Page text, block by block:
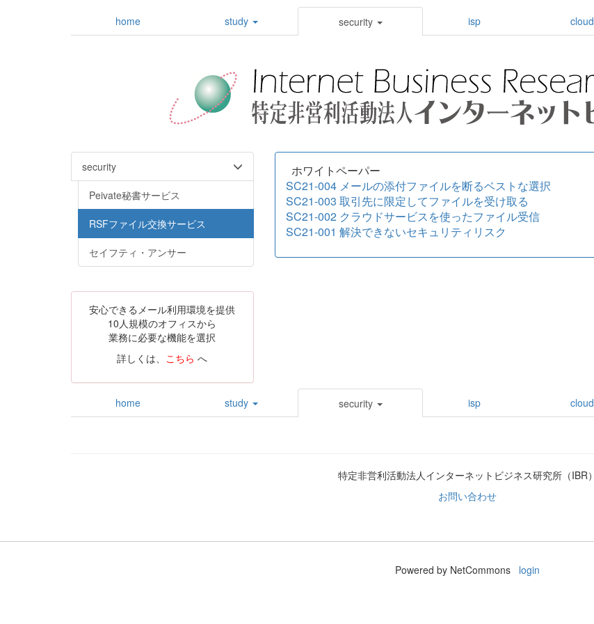
home study security isp cloud
ホワイトペーパー
SC21-004 メールの添付ファイルを断るベストな選択
SC21-003 取引先に限定してファイルを受け取る
SC21-002 クラウドサービスを使ったファイル受信
SC21-001 解決できないセキュリティリスク
security
Peivate秘書サービス
RSFファイル交換サービス
セイフティ・アンサー
安心できるメール利用環境を提供
10人規模のオフィスから
業務に必要な機能を選択
詳しくは、 こちら へ
home study security isp cloud
特定非営利活動法人インターネットビジネス研究所（IBR）
お問い合わせ
Powered by NetCommons login